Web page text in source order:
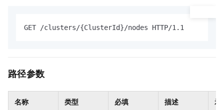
GET /clusters/{ClusterId}/nodes HTTP/1.1
路径参数
名称 类型 必填 描述 示